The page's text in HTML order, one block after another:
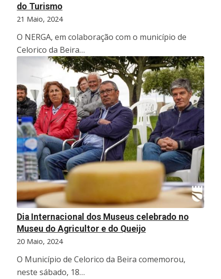
do Turismo
21 Maio, 2024
O NERGA, em colaboração com o município de
Celorico da Beira…
Dia Internacional dos Museus celebrado no
Museu do Agricultor e do Queijo
20 Maio, 2024
O Município de Celorico da Beira comemorou,
neste sábado, 18…